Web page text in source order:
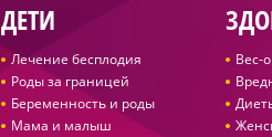
ДЕТИ
Лечение бесплодия
Роды за границей
Беременность и роды
Мама и малыш
Вес-